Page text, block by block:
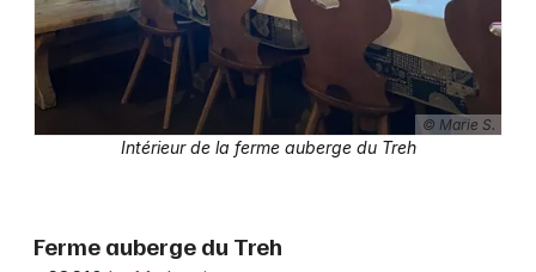
© Marie S.
Intérieur de la ferme auberge du Treh
Ferme auberge du Treh